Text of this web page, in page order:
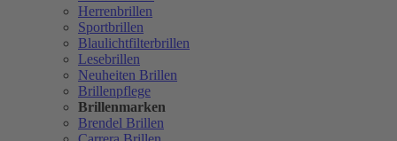
Herrenbrillen
Sportbrillen
Blaulichtfilterbrillen
Lesebrillen
Neuheiten Brillen
Brillenpflege
Brillenmarken
Brendel Brillen